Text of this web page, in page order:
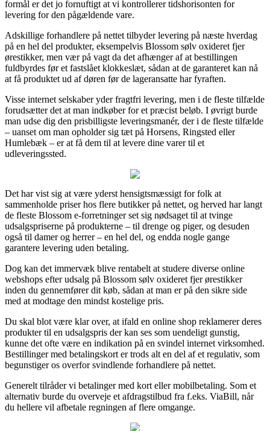
formål er det jo fornuftigt at vi kontrollerer tidshorisonten for
levering for den pågældende vare.
Adskillige forhandlere på nettet tilbyder levering på næste hverdag
på en hel del produkter, eksempelvis Blossom sølv oxideret fjer
ørestikker, men vær på vagt da det afhænger af at bestillingen
fuldbyrdes før et fastslået klokkeslæt, sådan at de garanteret kan nå
at få produktet ud af døren før de lageransatte har fyraften.
Visse internet selskaber yder fragtfri levering, men i de fleste tilfælde
forudsætter det at man indkøber for et præcist beløb. I øvrigt burde
man udse dig den prisbilligste leveringsmanér, der i de fleste tilfælde
– uanset om man opholder sig tæt på Horsens, Ringsted eller
Humlebæk – er at få dem til at levere dine varer til et
udleveringssted.
Det har vist sig at være yderst hensigtsmæssigt for folk at
sammenholde priser hos flere butikker på nettet, og herved har langt
de fleste Blossom e-forretninger set sig nødsaget til at tvinge
udsalgspriserne på produkterne – til drenge og piger, og desuden
også til damer og herrer – en hel del, og endda nogle gange
garantere levering uden betaling.
Dog kan det immervæk blive rentabelt at studere diverse online
webshops efter udsalg på Blossom sølv oxideret fjer ørestikker
inden du gennemfører dit køb, sådan at man er på den sikre side
med at modtage den mindst kostelige pris.
Du skal blot være klar over, at ifald en online shop reklamerer deres
produkter til en udsalgspris der kan ses som uendeligt gunstig,
kunne det ofte være en indikation på en svindel internet virksomhed.
Bestillinger med betalingskort er trods alt en del af et regulativ, som
begunstiger os overfor svindlende forhandlere på nettet.
Generelt tilråder vi betalinger med kort eller mobilbetaling. Som et
alternativ burde du overveje et afdragstilbud fra f.eks. ViaBill, når
du hellere vil afbetale regningen af flere omgange.